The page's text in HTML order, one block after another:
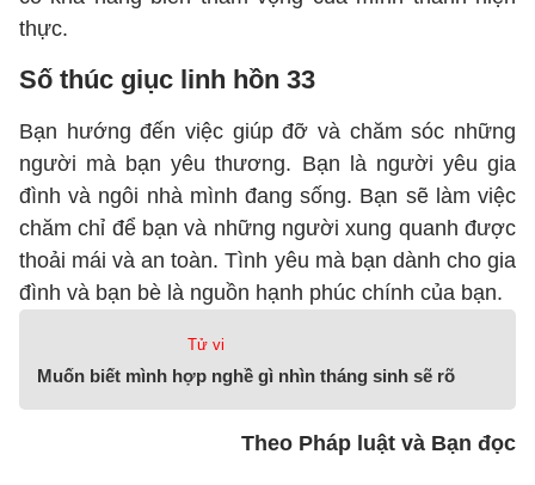
thực.
Số thúc giục linh hồn 33
Bạn hướng đến việc giúp đỡ và chăm sóc những
người mà bạn yêu thương. Bạn là người yêu gia
đình và ngôi nhà mình đang sống. Bạn sẽ làm việc
chăm chỉ để bạn và những người xung quanh được
thoải mái và an toàn. Tình yêu mà bạn dành cho gia
đình và bạn bè là nguồn hạnh phúc chính của bạn.
Tử vi
Muốn biết mình hợp nghề gì nhìn tháng sinh sẽ rõ
Theo Pháp luật và Bạn đọc